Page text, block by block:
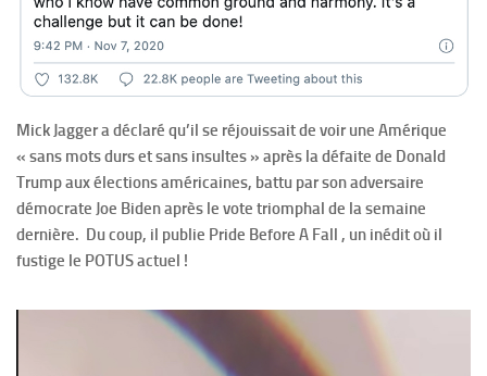
Mick Jagger a déclaré qu’il se réjouissait de voir une Amérique
« sans mots durs et sans insultes » après la défaite de Donald
Trump aux élections américaines, battu par son adversaire
démocrate Joe Biden après le vote triomphal de la semaine
dernière. Du coup, il publie Pride Before A Fall , un inédit où il
fustige le POTUS actuel !